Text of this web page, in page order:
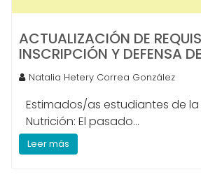
ACTUALIZACIÓN DE
INSCRIPCIÓN Y DEFENSA
Natalia Hetery Correa González
Estimados/as estudiantes de
Nutrición: El pasado...
Leer más